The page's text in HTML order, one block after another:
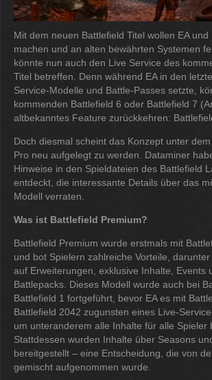
Mit dem neuen Battlefield Titel wollen EA
machen und an alten bewährten Systemen
könnte nun auch den Live Service des
Titel betreffen. Denn während EA in den
Service-Modelle und Battle-Passes setzte,
kommenden Battlefield 6 oder Battlefield 7
altbekanntes Feature zurückkehren:
Doch diesmal scheint das Konzept unter
Pro neu aufgelegt zu werden. Dataminer
Hinweise in den Spieldateien des Battlefield
entdeckt, die interessante Details über das
Modell verraten.
Was ist Battlefield Premium?
Battlefield Premium wurde erstmals mit
und bot Spielern zahlreiche Vorteile,
auf Erweiterungen, exklusive Inhalte, Events
Battlepacks. Dieses Modell wurde auch bei
Battlefield 1 fortgeführt, bevor EA es mit
Battlefield 2042 zugunsten eines Live-
um unteranderem alle Inhalte für alle Spieler
Stattdessen wurden Inhalte über Seasons
bereitgestellt – eine Entscheidung, die von
gemischt aufgenommen wurde.